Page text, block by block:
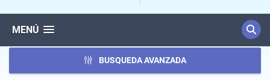
MENÚ
BUSQUEDA AVANZADA